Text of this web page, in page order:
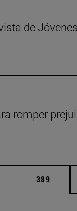
de Jóvenes
romper
Páginas intermedias
Página
389